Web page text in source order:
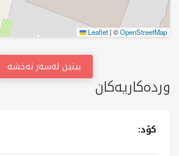
وردەکاریەکان
کۆد:
Leaflet | ©OpenStreetMap
بینین لەسەر نەخشە